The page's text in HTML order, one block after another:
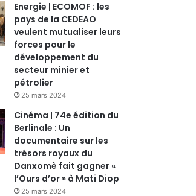
Energie | ECOMOF : les
pays de la CEDEAO
veulent mutualiser leurs
forces pour le
développement du
secteur minier et
pétrolier
25 mars 2024
Cinéma | 74e édition du
Berlinale : Un
documentaire sur les
trésors royaux du
Danxomè fait gagner «
l’Ours d’or » à Mati Diop
25 mars 2024